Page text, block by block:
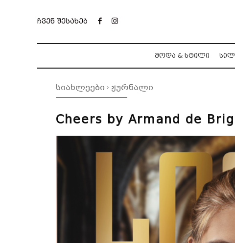
ჩვენ შესახებ
ᲛᲝᲓᲐ & ᲡᲢᲘᲚᲘ
სიახლეები ჟურნალი
Cheers by Armand de